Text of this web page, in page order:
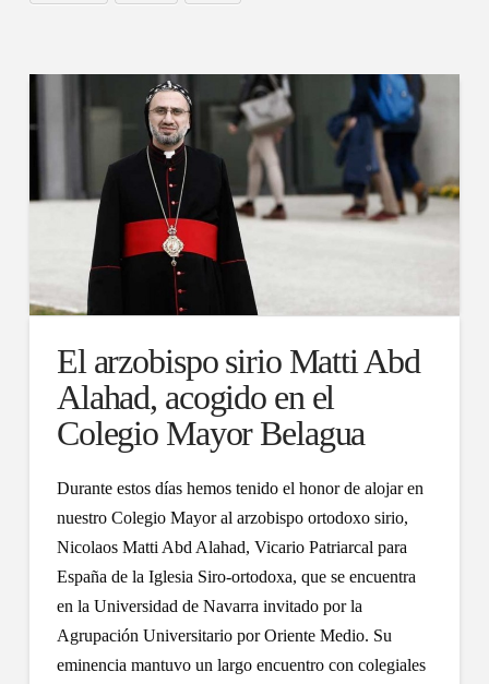
El arzobispo sirio Matti Abd
Alahad, acogido en el
Colegio Mayor Belagua
Durante estos días hemos tenido el honor de alojar en
nuestro Colegio Mayor al arzobispo ortodoxo sirio,
Nicolaos Matti Abd Alahad, Vicario Patriarcal para
España de la Iglesia Siro-ortodoxa, que se encuentra
en la Universidad de Navarra invitado por la
Agrupación Universitario por Oriente Medio. Su
eminencia mantuvo un largo encuentro con colegiales